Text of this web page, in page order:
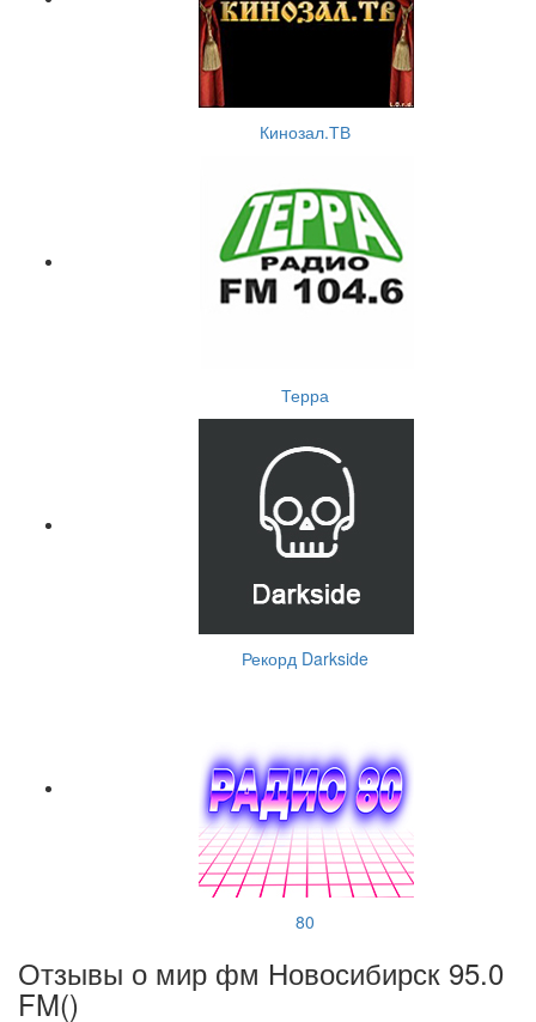
Кинозал.ТВ
Терра
Рекорд Darkside
80
Отзывы о мир фм Новосибирск 95.0
FM()